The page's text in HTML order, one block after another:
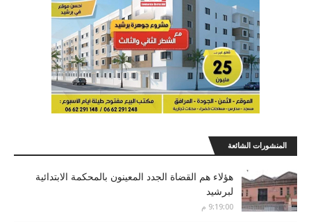
المنشورات الشائعة
هؤلاء هم القضاة الجدد المعينون بالمحكمة الابتدائية
لبرشيد
9:19:00 م